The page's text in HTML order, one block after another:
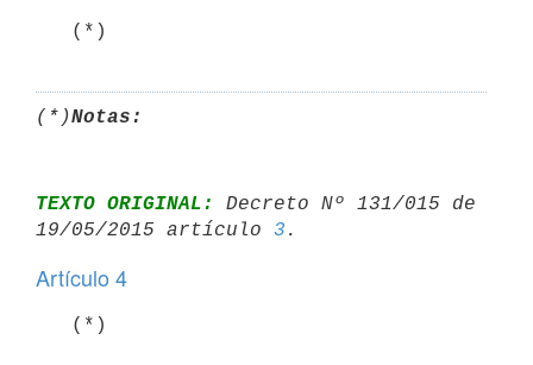
   (*)
(*)Notas:
TEXTO ORIGINAL:
Decreto Nº 131/015 de
19/05/2015 artículo 3
Artículo 4
   (*)